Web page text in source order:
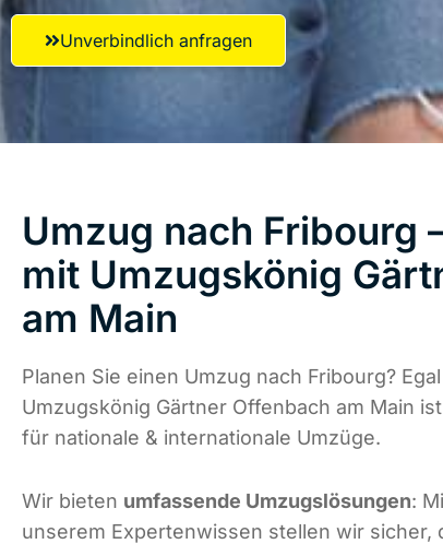
Unverbindlich anfragen
Umzug nach Fribourg
mit Umzugskönig
am Main
Planen Sie einen Umzug nach Fribourg?
Umzugskönig Gärtner Offenbach am Main ist
für nationale & internationale Umzüge.
Wir bieten umfassende Umzugslösungen:
unserem Expertenwissen stellen wir sicher,